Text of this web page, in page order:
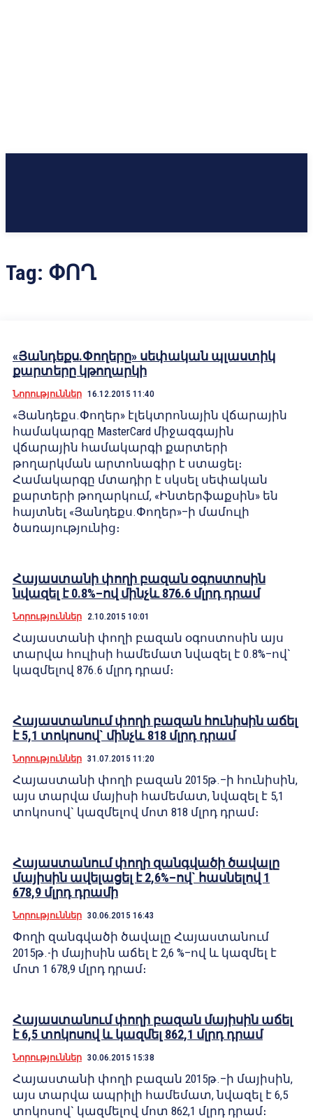
Tag: ՓՈՂ
«Յանդեքս.Փողերը» սեփական պլաստիկ
քարտերը կթողարկի
Նորություններ 16.12.2015 11:40
«Յանդեքս.Փողեր» էլեկտրոնային վճարային
համակարգը MasterCard միջազգային
վճարային համակարգի քարտերի
թողարկման արտոնագիր է ստացել։
Համակարգը մտադիր է սկսել սեփական
քարտերի թողարկում, «Ինտերֆաքսին» են
հայտնել «Յանդեքս.Փողեր»–ի մամուլի
ծառայությունից։
Հայաստանի փողի բազան օգոստոսին
նվազել է 0.8%–ով մինչև 876.6 մլրդ դրամ
Նորություններ 2.10.2015 10:01
Հայաստանի փողի բազան օգոստոսին այս
տարվա հուլիսի համեմատ նվազել է 0.8%–ով`
կազմելով 876.6 մլրդ դրամ։
Հայաստանում փողի բազան հունիսին աճել
է 5,1 տոկոսով` մինչև 818 մլրդ դրամ
Նորություններ 31.07.2015 11:20
Հայաստանի փողի բազան 2015թ.–ի հունիսին,
այս տարվա մայիսի համեմատ, նվազել է 5,1
տոկոսով` կազմելով մոտ 818 մլրդ դրամ։
Հայաստանում փողի զանգվածի ծավալը
մայիսին ավելացել է 2,6%–ով` հասնելով 1
678,9 մլրդ դրամի
Նորություններ 30.06.2015 16:43
Փողի զանգվածի ծավալը Հայաստանում
2015թ.-ի մայիսին աճել է 2,6 %–ով և կազմել է
մոտ 1 678,9 մլրդ դրամ։
Հայաստանում փողի բազան մայիսին աճել
է 6,5 տոկոսով և կազմել 862,1 մլրդ դրամ
Նորություններ 30.06.2015 15:38
Հայաստանի փողի բազան 2015թ.–ի մայիսին,
այս տարվա ապրիլի համեմատ, նվազել է 6,5
տոկոսով` կազմելով մոտ 862,1 մլրդ դրամ։